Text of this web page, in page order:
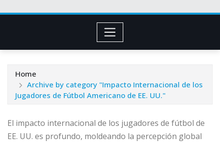
Home
Archive by category "Impacto Internacional de los
Jugadores de Fútbol Americano de EE. UU."
El impacto internacional de los jugadores de fútbol de
EE. UU. es profundo, moldeando la percepción global